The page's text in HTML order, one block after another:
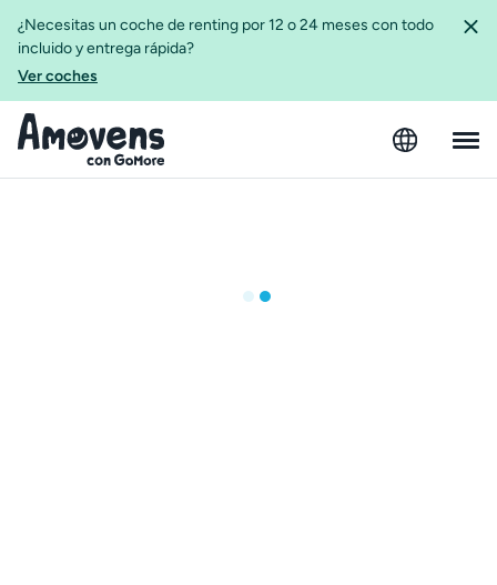
¿Necesitas un coche de renting por 12 o 24 meses con todo
incluido y entrega rápida?
Ver coches